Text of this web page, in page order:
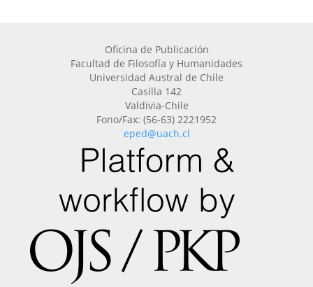
Oficina de Publicación
Facultad de Filosofía y Humanidades
Universidad Austral de Chile
Casilla 142
Valdivia-Chile
Fono/Fax: (56-63) 2221952
eped@uach.cl